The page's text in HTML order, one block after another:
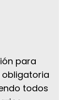
para
obligatoria
todos